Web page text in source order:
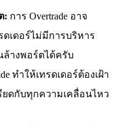
: การ Overtrade อาจ
เดอร์ไม่มีการบริหาร
ล้างพอร์ตได้ครับ
ทำให้เทรดเดอร์ต้องเฝ้า
ยดกับทุกความเคลื่อนไหว